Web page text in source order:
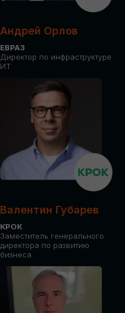
Андрей Орлов
ЕВРАЗ
Директор по инфраструктуре
ИТ
Валентин Губарев
КРОК
Заместитель генерального
директора по развитию
бизнеса